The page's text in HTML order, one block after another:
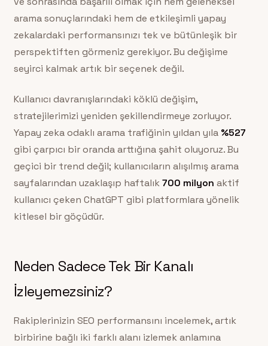
arama sonuçlarındaki hem de etkileşimli yapay
zekalardaki performansınızı tek ve bütünleşik bir
perspektiften görmeniz gerekiyor. Bu değişime
seyirci kalmak artık bir seçenek değil.
Kullanıcı davranışlarındaki köklü değişim,
stratejilerimizi yeniden şekillendirmeye zorluyor.
Yapay zeka odaklı arama trafiğinin yıldan yıla %527
gibi çarpıcı bir oranda arttığına şahit oluyoruz. Bu
geçici bir trend değil; kullanıcıların alışılmış arama
sayfalarından uzaklaşıp haftalık700 milyon aktif
kullanıcı çeken ChatGPT gibi platformlara yönelik
kitlesel bir göçüdür.
Neden Sadece Tek Bir Kanalı
İzleyemezsiniz?
Rakiplerinizin SEO performansını incelemek, artık
birbirine bağlı iki farklı alanı izlemek anlamına